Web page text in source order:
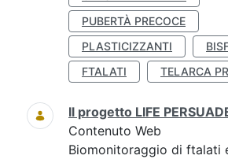
PUBERTÀ PRECOCE
PLASTICIZZANTI
FTALATI
TELARCA
Il progetto LIFE
Contenuto Web
Biomonitoraggio di ftalati